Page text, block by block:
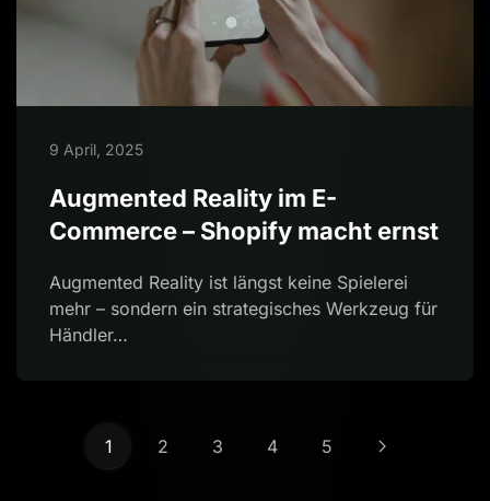
9 April, 2025
Augmented Reality im E-
Commerce – Shopify macht ernst
Augmented Reality ist längst keine Spielerei
mehr – sondern ein strategisches Werkzeug für
Händler…
1 2 3 4 5